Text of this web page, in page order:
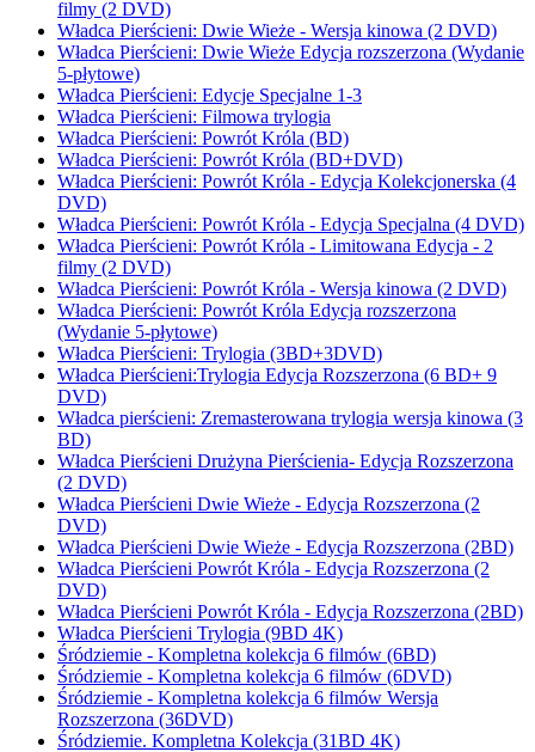
filmy (2 DVD)
Władca Pierścieni: Dwie Wieże - Wersja kinowa (2 DVD)
Władca Pierścieni: Dwie Wieże Edycja rozszerzona (Wydanie
5-płytowe)
Władca Pierścieni: Edycje Specjalne 1-3
Władca Pierścieni: Filmowa trylogia
Władca Pierścieni: Powrót Króla (BD)
Władca Pierścieni: Powrót Króla (BD+DVD)
Władca Pierścieni: Powrót Króla - Edycja Kolekcjonerska (4
DVD)
Władca Pierścieni: Powrót Króla - Edycja Specjalna (4 DVD)
Władca Pierścieni: Powrót Króla - Limitowana Edycja - 2
filmy (2 DVD)
Władca Pierścieni: Powrót Króla - Wersja kinowa (2 DVD)
Władca Pierścieni: Powrót Króla Edycja rozszerzona
(Wydanie 5-płytowe)
Władca Pierścieni: Trylogia (3BD+3DVD)
Władca Pierścieni:Trylogia Edycja Rozszerzona (6 BD+ 9
DVD)
Władca pierścieni: Zremasterowana trylogia wersja kinowa (3
BD)
Władca Pierścieni Drużyna Pierścienia- Edycja Rozszerzona
(2 DVD)
Władca Pierścieni Dwie Wieże - Edycja Rozszerzona (2
DVD)
Władca Pierścieni Dwie Wieże - Edycja Rozszerzona (2BD)
Władca Pierścieni Powrót Króla - Edycja Rozszerzona (2
DVD)
Władca Pierścieni Powrót Króla - Edycja Rozszerzona (2BD)
Władca Pierścieni Trylogia (9BD 4K)
Śródziemie - Kompletna kolekcja 6 filmów (6BD)
Śródziemie - Kompletna kolekcja 6 filmów (6DVD)
Śródziemie - Kompletna kolekcja 6 filmów Wersja
Rozszerzona (36DVD)
Śródziemie. Kompletna Kolekcja (31BD 4K)